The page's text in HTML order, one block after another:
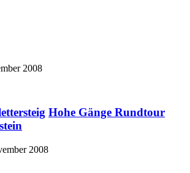
2008
Hohe Gänge Rundtour
2008